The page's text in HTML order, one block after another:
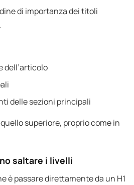
di importanza dei titoli
dell’articolo
delle sezioni principali
superiore, proprio come in
saltare i livelli
è passare direttamente da un H1